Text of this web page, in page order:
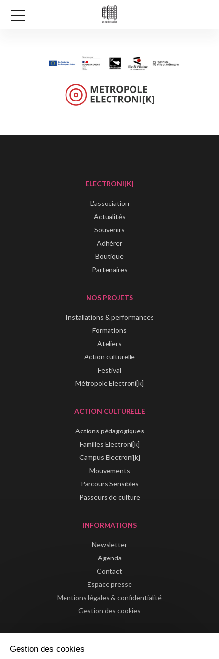
ELECTRONI[K]
L'association
Actualités
Souvenirs
Adhérer
Boutique
Partenaires
NOS PROJETS
Installations & performances
Formations
Ateliers
Action culturelle
Festival
Métropole Electroni[k]
ACTION CULTURELLE
Actions pédagogiques
Familles Electroni[k]
Campus Electroni[k]
Mouvements
Parcours Sensibles
Passeurs de culture
INFORMATIONS
Newsletter
Agenda
Contact
Espace presse
Mentions légales & confidentialité
Gestion des cookies
Gestion des cookies